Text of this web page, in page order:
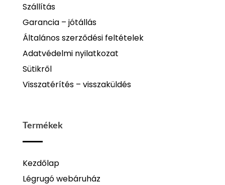
Szállítás
Garancia – jótállás
Általános szerződési feltételek
Adatvédelmi nyilatkozat
Sütikről
Visszatérítés – visszaküldés
Termékek
Kezdőlap
Légrugó webáruház